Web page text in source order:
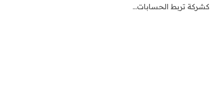
كشركة تربط الحسابات…